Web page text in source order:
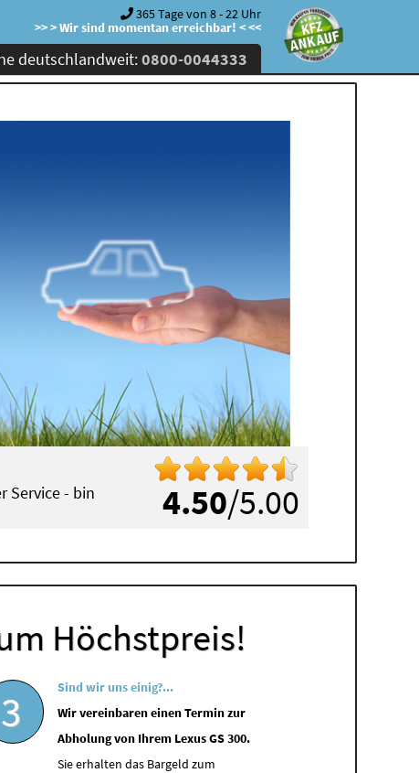
365 Tage von 8 - 22 Uhr
>> > Wir sind momentan erreichbar! < <<
deutschlandweit:0800-0044333
4.50/5.00
Service - bin
Höchstpreis!
3
Sind wir uns einig?...
Wir vereinbaren einen Termin zur
Abholung von Ihrem Lexus GS 300.
Sie erhalten das Bargeld zum